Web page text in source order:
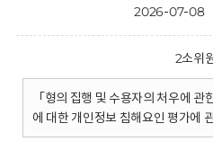
2026-07-08
2소위
「형의 집행 및 수용자의 처우에
에 대한 개인정보 침해요인 평가에